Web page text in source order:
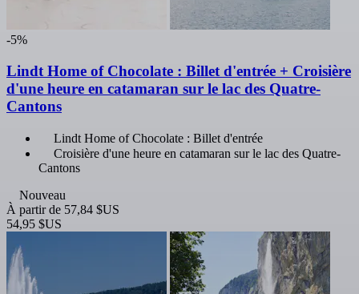
-5%
Lindt Home of Chocolate : Billet d'entrée + Croisière
d'une heure en catamaran sur le lac des Quatre-
Cantons
Lindt Home of Chocolate : Billet d'entrée
Croisière d'une heure en catamaran sur le lac des Quatre-
Cantons
Nouveau
À partir de 57,84 $US
54,95 $US